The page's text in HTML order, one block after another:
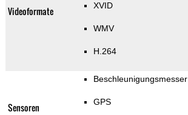
Videoformate XVID
WMV
H.264
Sensoren
Beschleunigungsmesser
GPS